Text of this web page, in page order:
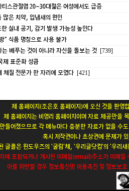
티스관절염 20~30대젊은 여성에서도 급증
많은 치약, 입냄새의 원인
한 실내 공기, 감기 발생 가능성 높인다
" 식품 명칭으로 사용 불가
는 베푸는 것이 아니라 자신을 돌보는 것 [739]
제 표준화 성큼
체질 전문가 한 자리에 모였다 [421]
제 홈페이지(조은호 홈페이지)에 오신 것을 환영
제 홈페이지는 비영리 홈페이지이며 자료 제공만을
만들어졌으므로 각 메뉴마다 충분한 자료가 없을 수
혹시 저작권이나 초상권에 문제가
글꼴은 윈도우즈의 '굴림'체, '우리글닷컴'의 '우
에 포함되거나 게시된 이메일(email)주소가 이메
이를 위반할 경우 정보통신망 이용촉진 및 정보보